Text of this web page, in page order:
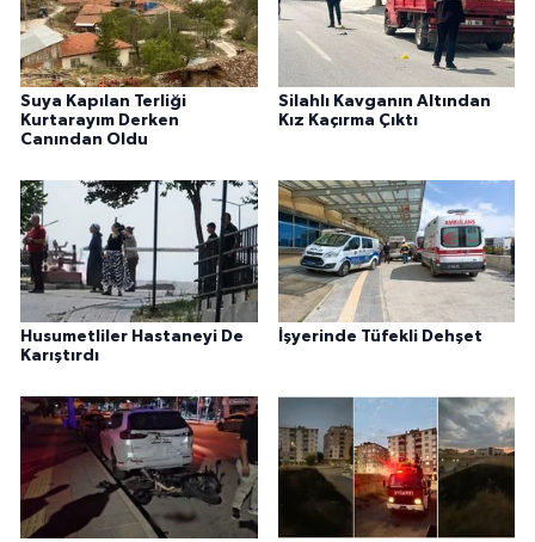
Suya Kapılan Terliği
Kurtarayım Derken
Canından Oldu
Silahlı Kavganın Altından
Kız Kaçırma Çıktı
Husumetliler Hastaneyi De
Karıştırdı
İşyerinde Tüfekli Dehşet